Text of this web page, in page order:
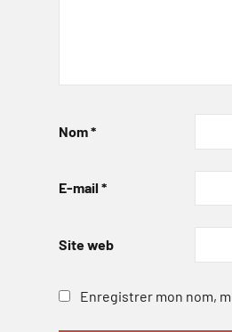
Nom*
E-mail *
Site web
Enregistrer mon nom,